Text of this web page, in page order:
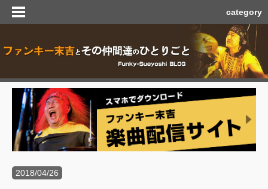
category
2018/04/26